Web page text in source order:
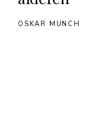
OSKAR MUNCH